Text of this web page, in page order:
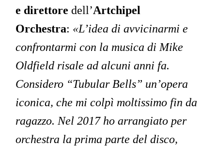
e direttore dell’Artchipel
Orchestra: «L’idea di avvicinarmi e
confrontarmi con la musica di Mike
Oldfield risale ad alcuni anni fa.
Considero “Tubular Bells” un’opera
iconica, che mi colpì moltissimo fin da
ragazzo. Nel 2017 ho arrangiato per
orchestra la prima parte del disco,